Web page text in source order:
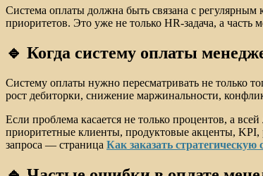
Система оплаты должна быть связана с
приоритетов. Это уже не только HR-задача, а часть
🔹 Когда систему оплаты
Систему оплаты нужно пересматривать не только
рост дебиторки, снижение маржинальности,
Если проблема касается не только процентов, а
приоритетные клиенты, продуктовые акценты,
запроса — страница Как заказать стратегическую